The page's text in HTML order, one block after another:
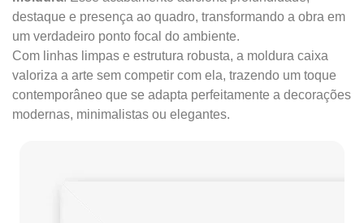
destaque e presença ao quadro, transformando a obra em
um verdadeiro ponto focal do ambiente.
Com linhas limpas e estrutura robusta, a moldura caixa
valoriza a arte sem competir com ela, trazendo um toque
contemporâneo que se adapta perfeitamente a decorações
modernas, minimalistas ou elegantes.